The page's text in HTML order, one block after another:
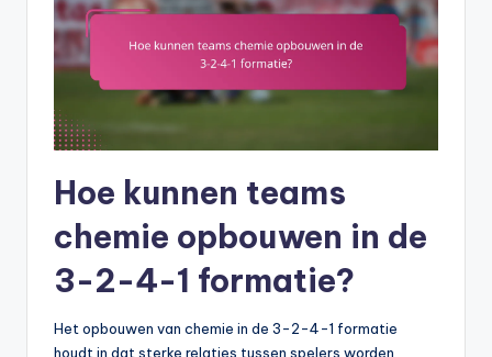
Hoe kunnen teams
chemie opbouwen in de
3-2-4-1 formatie?
Het opbouwen van chemie in de 3-2-4-1 formatie
houdt in dat sterke relaties tussen spelers worden